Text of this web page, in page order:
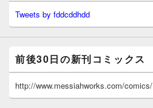
Tweets by fddcddhdd
前後30日の新刊コミックス
http://www.messiahworks.com/comics/